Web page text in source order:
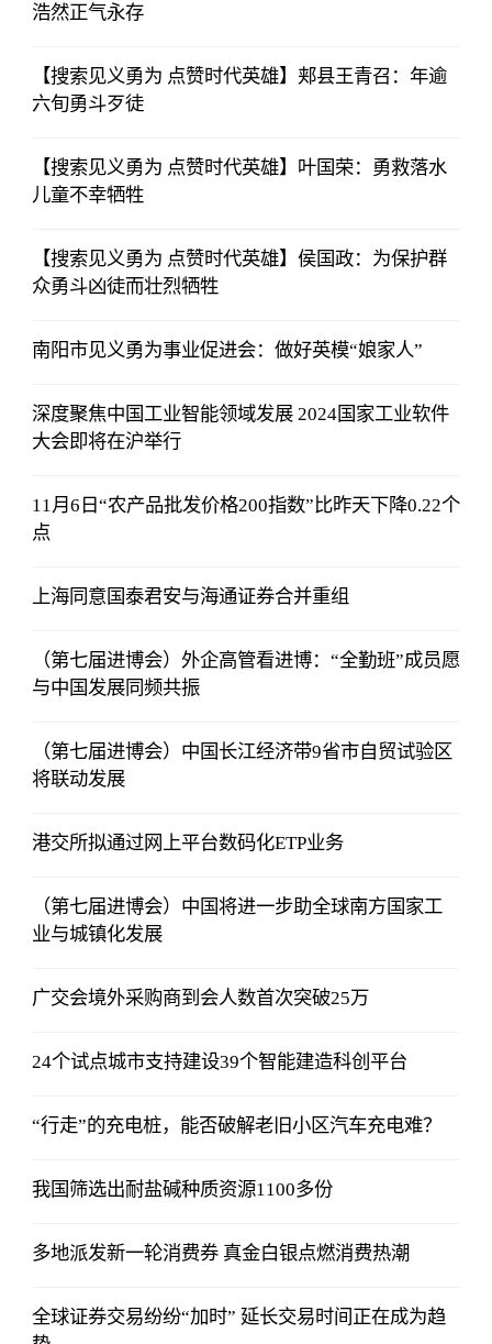
浩然正气永存
【搜索见义勇为 点赞时代英雄】郏县王青召：年逾
六旬勇斗歹徒
【搜索见义勇为 点赞时代英雄】叶国荣：勇救落水
儿童不幸牺牲
【搜索见义勇为 点赞时代英雄】侯国政：为保护群
众勇斗凶徒而壮烈牺牲
南阳市见义勇为事业促进会：做好英模“娘家人”
深度聚焦中国工业智能领域发展 2024国家工业软件
大会即将在沪举行
11月6日“农产品批发价格200指数”比昨天下降0.22个
点
上海同意国泰君安与海通证券合并重组
（第七届进博会）外企高管看进博：“全勤班”成员愿
与中国发展同频共振
（第七届进博会）中国长江经济带9省市自贸试验区
将联动发展
港交所拟通过网上平台数码化ETP业务
（第七届进博会）中国将进一步助全球南方国家工
业与城镇化发展
广交会境外采购商到会人数首次突破25万
24个试点城市支持建设39个智能建造科创平台
“行走”的充电桩，能否破解老旧小区汽车充电难？
我国筛选出耐盐碱种质资源1100多份
多地派发新一轮消费券 真金白银点燃消费热潮
全球证券交易纷纷“加时” 延长交易时间正在成为趋